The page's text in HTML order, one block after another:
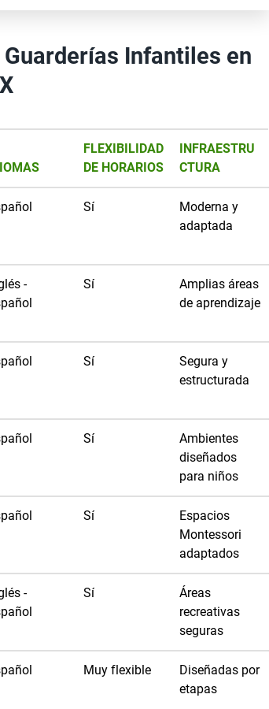
Infantiles en
FLEXIBILIDAD
DE HORARIOS
INFRAESTRU
CTURA
Sí
Moderna y
adaptada
-
Sí
Amplias áreas
de aprendizaje
Sí
Segura y
estructurada
Sí
Ambientes
diseñados
para niños
Sí
Espacios
Montessori
adaptados
-
Sí
Áreas
recreativas
seguras
Muy flexible
Diseñadas por
etapas